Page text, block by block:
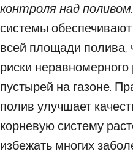
контроля над поливом.
системы
всей площади полива,
риски
пустырей на газоне.
полив улучшает
корневую систему
избежать многих